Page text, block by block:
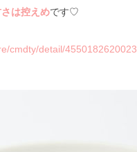
は控えめです♡
cmdty/detail/4550182620023